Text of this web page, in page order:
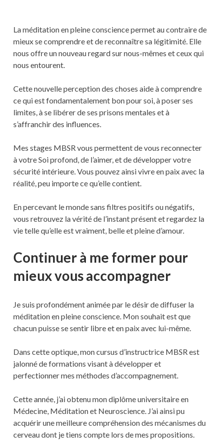
La méditation en pleine conscience permet au contraire de
mieux se comprendre et de reconnaître sa légitimité. Elle
nous offre un nouveau regard sur nous-mêmes et ceux qui
nous entourent.
Cette nouvelle perception des choses aide à comprendre
ce qui est fondamentalement bon pour soi, à poser ses
limites, à se libérer de ses prisons mentales et à
s’affranchir des influences.
Mes stages MBSR vous permettent de vous reconnecter
à votre Soi profond, de l’aimer, et de développer votre
sécurité intérieure. Vous pouvez ainsi vivre en paix avec la
réalité, peu importe ce qu’elle contient.
En percevant le monde sans filtres positifs ou négatifs,
vous retrouvez la vérité de l’instant présent et regardez la
vie telle qu’elle est vraiment, belle et pleine d’amour.
Continuer à me former pour
mieux vous accompagner
Je suis profondément animée par le désir de diffuser la
méditation en pleine conscience. Mon souhait est que
chacun puisse se sentir libre et en paix avec lui-même.
Dans cette optique, mon cursus d’instructrice MBSR est
jalonné de formations visant à développer et
perfectionner mes méthodes d’accompagnement.
Cette année, j’ai obtenu mon diplôme universitaire en
Médecine, Méditation et Neuroscience. J’ai ainsi pu
acquérir une meilleure compréhension des mécanismes du
cerveau dont je tiens compte lors de mes propositions.